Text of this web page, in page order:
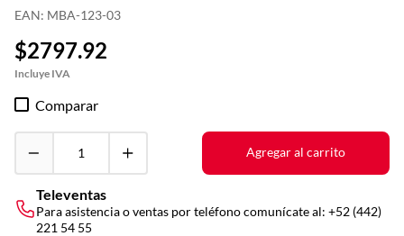
EAN: MBA-123-03
$2797.92
Comparar
Agregar al carrito
Televentas
Para asistencia o ventas por teléfono comunícate al: +52 (442)
221 54 55
6.
icehaus
7.
tapa
8.
insertos
9.
parrilla
asador